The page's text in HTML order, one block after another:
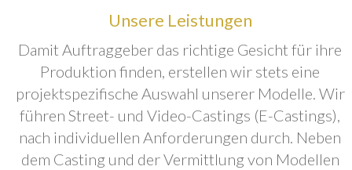
Unsere Leistungen
Damit Auftraggeber das richtige Gesicht für ihre
Produktion finden, erstellen wir stets eine
projektspezifische Auswahl unserer Modelle. Wir
führen Street- und Video-Castings (E-Castings),
nach individuellen Anforderungen durch. Neben
dem Casting und der Vermittlung von Modellen